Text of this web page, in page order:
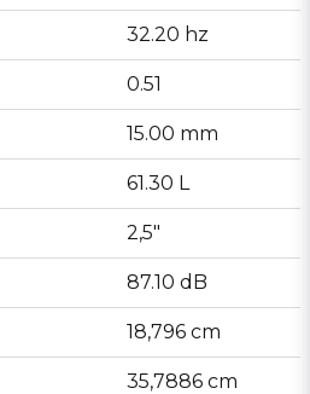
32.20 hz
0.51
15.00 mm
61.30 L
2,5"
87.10 dB
18,796 cm
35,7886 cm